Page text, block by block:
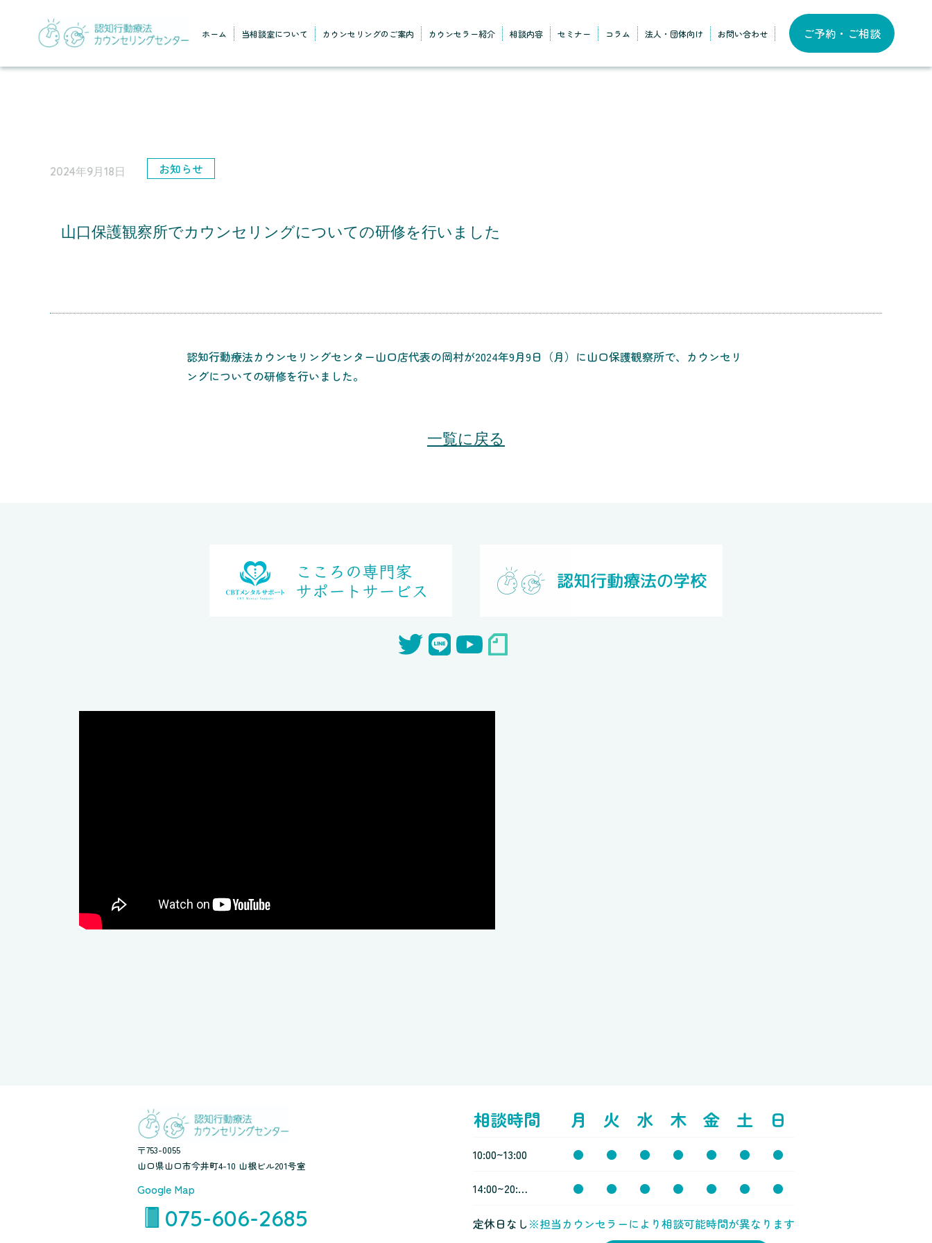
ホーム 当相談室について カウンセリングのご案内 カウンセラー紹介 相談内容 セミナー コラム 法人・団体向け お問い合わせ ご予約・ご相談
2024年9月18日 お知らせ
山口保護観察所でカウンセリングについての研修を行いました
認知行動療法カウンセリングセンター山口店代表の岡村が2024年9月9日（月）に山口保護観察所で、カウンセリ
ングについての研修を行いました。
一覧に戻る
〒753-0055
山口県山口市今井町4-10 山根ビル201号室
Google Map
075-606-2685
相談時間 月 火 水 木 金 土 日
10:00~13:00 ● ● ● ● ● ● ●
14:00~20:00 ● ● ● ● ● ● ●
定休日なし※担当カウンセラーにより相談可能時間が異なります